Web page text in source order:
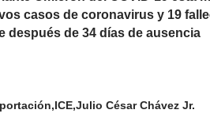
casos de coronavirus y 19
después de 34 días de ausencia
ICE Julio César Chávez Jr.